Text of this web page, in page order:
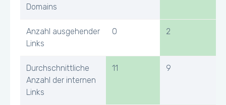
Domains
Anzahl ausgehender
Links
0 2
Durchschnittliche
Anzahl der internen
Links
11 9